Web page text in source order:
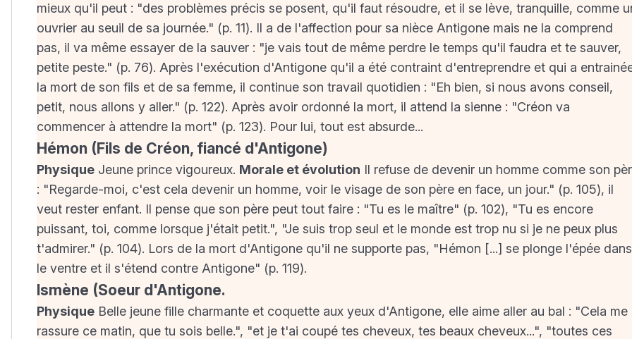
mieux qu'il peut : "des problèmes précis se posent, qu'il faut résoudre, et il se lève, tranquille, comme
ouvrier au seuil de sa journée." (p. 11). Il a de l'affection pour sa nièce Antigone mais ne la comprend
pas, il va même essayer de la sauver : "je vais tout de même perdre le temps qu'il faudra et te sauver,
petite peste." (p. 76). Après l'exécution d'Antigone qu'il a été contraint d'entreprendre et qui a
la mort de son fils et de sa femme, il continue son travail quotidien : "Eh bien, si nous avons conseil,
petit, nous allons y aller." (p. 122). Après avoir ordonné la mort, il attend la sienne : "Créon va
commencer à attendre la mort" (p. 123). Pour lui, tout est absurde...
Hémon (Fils de Créon, fiancé d'Antigone)
Physique Jeune prince vigoureux. Morale et évolution Il refuse de devenir un homme comme son
: "Regarde-moi, c'est cela devenir un homme, voir le visage de son père en face, un jour." (p. 105), il
veut rester enfant. Il pense que son père peut tout faire : "Tu es le maître" (p. 102), "Tu es encore
puissant, toi, comme lorsque j'était petit.", "Je suis trop seul et le monde est trop nu si je ne peux plus
t'admirer." (p. 104). Lors de la mort d'Antigone qu'il ne supporte pas, "Hémon [...] se plonge l'épée dans
le ventre et il s'étend contre Antigone" (p. 119).
Ismène (Soeur d'Antigone.
Physique Belle jeune fille charmante et coquette aux yeux d'Antigone, elle aime aller au bal : "Cela me
rassure ce matin, que tu sois belle.", "et je t'ai coupé tes cheveux, tes beaux cheveux...", "toutes ces